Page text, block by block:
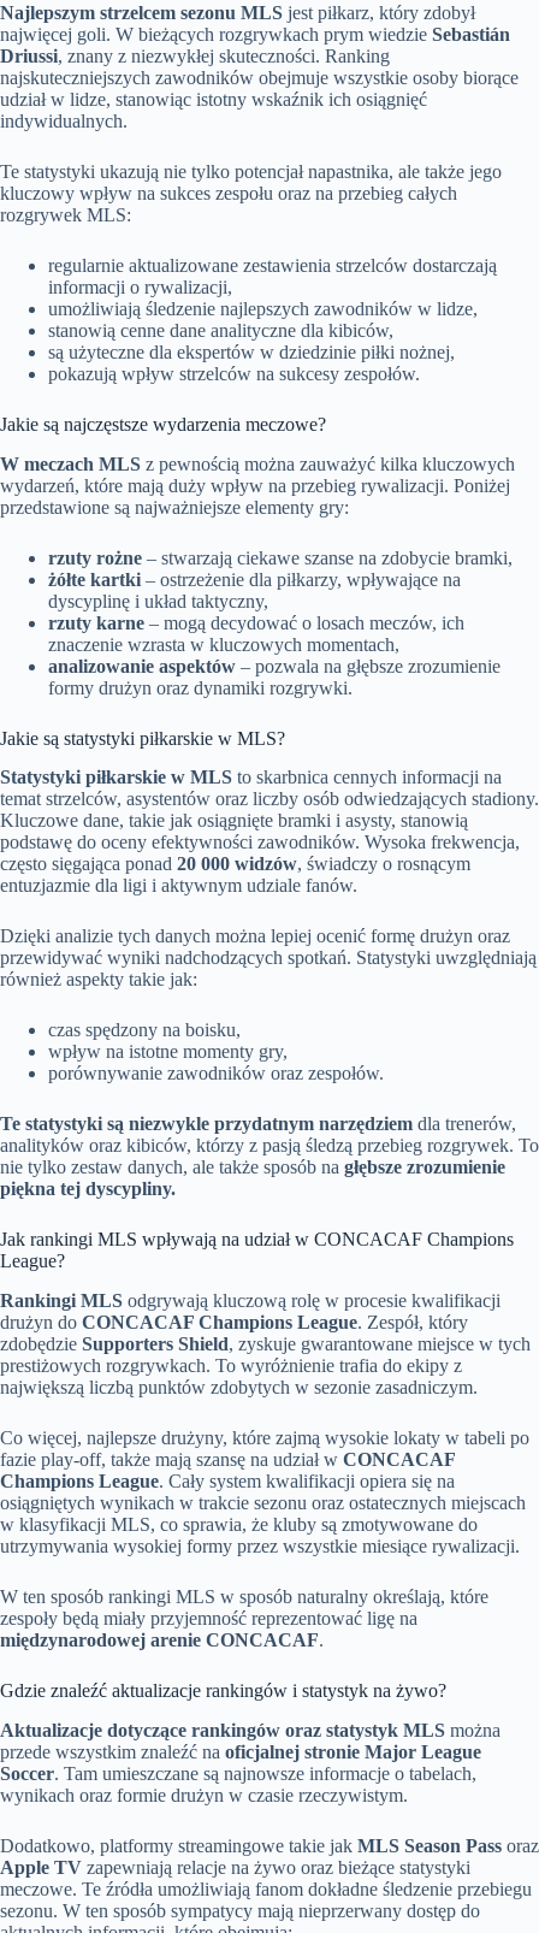
Najlepszym strzelcem sezonu MLS jest piłkarz, który zdobył
najwięcej goli. W bieżących rozgrywkach prym wiedzie Sebastián
Driussi, znany z niezwykłej skuteczności. Ranking
najskuteczniejszych zawodników obejmuje wszystkie osoby biorące
udział w lidze, stanowiąc istotny wskaźnik ich osiągnięć
indywidualnych.
Te statystyki ukazują nie tylko potencjał napastnika, ale także jego
kluczowy wpływ na sukces zespołu oraz na przebieg całych
rozgrywek MLS:
regularnie aktualizowane zestawienia strzelców dostarczają
informacji o rywalizacji,
umożliwiają śledzenie najlepszych zawodników w lidze,
stanowią cenne dane analityczne dla kibiców,
są użyteczne dla ekspertów w dziedzinie piłki nożnej,
pokazują wpływ strzelców na sukcesy zespołów.
Jakie są najczęstsze wydarzenia meczowe?
W meczach MLS z pewnością można zauważyć kilka kluczowych
wydarzeń, które mają duży wpływ na przebieg rywalizacji. Poniżej
przedstawione są najważniejsze elementy gry:
rzuty rożne – stwarzają ciekawe szanse na zdobycie bramki,
żółte kartki – ostrzeżenie dla piłkarzy, wpływające na
dyscyplinę i układ taktyczny,
rzuty karne – mogą decydować o losach meczów, ich
znaczenie wzrasta w kluczowych momentach,
analizowanie aspektów – pozwala na głębsze zrozumienie
formy drużyn oraz dynamiki rozgrywki.
Jakie są statystyki piłkarskie w MLS?
Statystyki piłkarskie w MLS to skarbnica cennych informacji na
temat strzelców, asystentów oraz liczby osób odwiedzających stadiony.
Kluczowe dane, takie jak osiągnięte bramki i asysty, stanowią
podstawę do oceny efektywności zawodników. Wysoka frekwencja,
często sięgająca ponad 20 000 widzów, świadczy o rosnącym
entuzjazmie dla ligi i aktywnym udziale fanów.
Dzięki analizie tych danych można lepiej ocenić formę drużyn oraz
przewidywać wyniki nadchodzących spotkań. Statystyki uwzględniają
również aspekty takie jak:
czas spędzony na boisku,
wpływ na istotne momenty gry,
porównywanie zawodników oraz zespołów.
Te statystyki są niezwykle przydatnym narzędziem dla trenerów,
analityków oraz kibiców, którzy z pasją śledzą przebieg rozgrywek. To
nie tylko zestaw danych, ale także sposób na głębsze zrozumienie
piękna tej dyscypliny.
Jak rankingi MLS wpływają na udział w CONCACAF Champions
League?
Rankingi MLS odgrywają kluczową rolę w procesie kwalifikacji
drużyn do CONCACAF Champions League. Zespół, który
zdobędzie Supporters Shield, zyskuje gwarantowane miejsce w tych
prestiżowych rozgrywkach. To wyróżnienie trafia do ekipy z
największą liczbą punktów zdobytych w sezonie zasadniczym.
Co więcej, najlepsze drużyny, które zajmą wysokie lokaty w tabeli po
fazie play-off, także mają szansę na udział w CONCACAF
Champions League. Cały system kwalifikacji opiera się na
osiągniętych wynikach w trakcie sezonu oraz ostatecznych miejscach
w klasyfikacji MLS, co sprawia, że kluby są zmotywowane do
utrzymywania wysokiej formy przez wszystkie miesiące rywalizacji.
W ten sposób rankingi MLS w sposób naturalny określają, które
zespoły będą miały przyjemność reprezentować ligę na
międzynarodowej arenie CONCACAF.
Gdzie znaleźć aktualizacje rankingów i statystyk na żywo?
Aktualizacje dotyczące rankingów oraz statystyk MLS można
przede wszystkim znaleźć na oficjalnej stronie Major League
Soccer. Tam umieszczane są najnowsze informacje o tabelach,
wynikach oraz formie drużyn w czasie rzeczywistym.
Dodatkowo, platformy streamingowe takie jak MLS Season Pass oraz
Apple TV zapewniają relacje na żywo oraz bieżące statystyki
meczowe. Te źródła umożliwiają fanom dokładne śledzenie przebiegu
sezonu. W ten sposób sympatycy mają nieprzerwany dostęp do